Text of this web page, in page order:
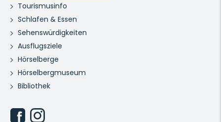
Tourismusinfo
Schlafen & Essen
Sehenswürdigkeiten
Ausflugsziele
Hörselberge
Hörselbergmuseum
Bibliothek